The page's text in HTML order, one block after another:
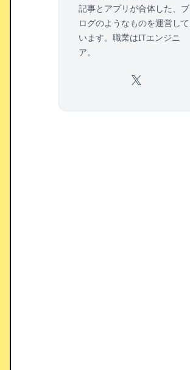
記事とアプリが合体した、ブ
ログのようなものを運営して
います。職業はITエンジニ
ア。
X